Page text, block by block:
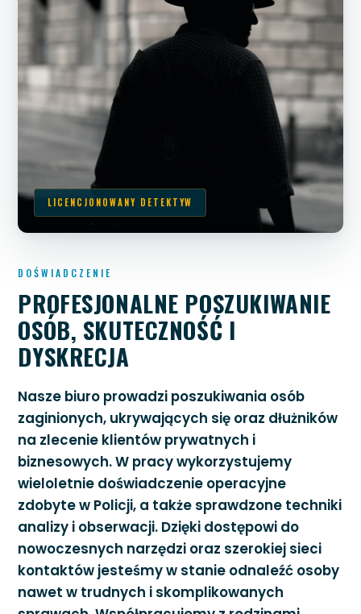
DOŚWIADCZENIE
PROFESJONALNE POSZUKIWANIE
OSÓB, SKUTECZNOŚĆ I
DYSKRECJA
Nasze biuro prowadzi poszukiwania osób
zaginionych, ukrywających się oraz dłużników
na zlecenie klientów prywatnych i
biznesowych. W pracy wykorzystujemy
wieloletnie doświadczenie operacyjne
zdobyte w Policji, a także sprawdzone techniki
analizy i obserwacji. Dzięki dostępowi do
nowoczesnych narzędzi oraz szerokiej sieci
kontaktów jesteśmy w stanie odnaleźć osoby
nawet w trudnych i skomplikowanych